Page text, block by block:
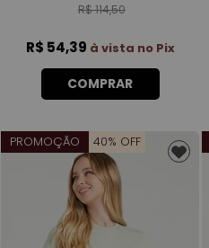
R$ 114,50
R$ 54,39 à vista no Pix
COMPRAR
PROMOÇÃO 40% OFF